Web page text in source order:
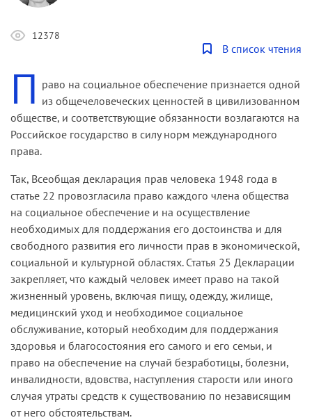
12378
В список чтения
П раво на социальное обеспечение признается одной
из общечеловеческих ценностей в цивилизованном
обществе, и соответствующие обязанности возлагаются на
Российское государство в силу норм международного
права.
Так, Всеобщая декларация прав человека 1948 года в
статье 22 провозгласила право каждого члена общества
на социальное обеспечение и на осуществление
необходимых для поддержания его достоинства и для
свободного развития его личности прав в экономической,
социальной и культурной областях. Статья 25 Декларации
закрепляет, что каждый человек имеет право на такой
жизненный уровень, включая пищу, одежду, жилище,
медицинский уход и необходимое социальное
обслуживание, который необходим для поддержания
здоровья и благосостояния его самого и его семьи, и
право на обеспечение на случай безработицы, болезни,
инвалидности, вдовства, наступления старости или иного
случая утраты средств к существованию по независящим
от него обстоятельствам.